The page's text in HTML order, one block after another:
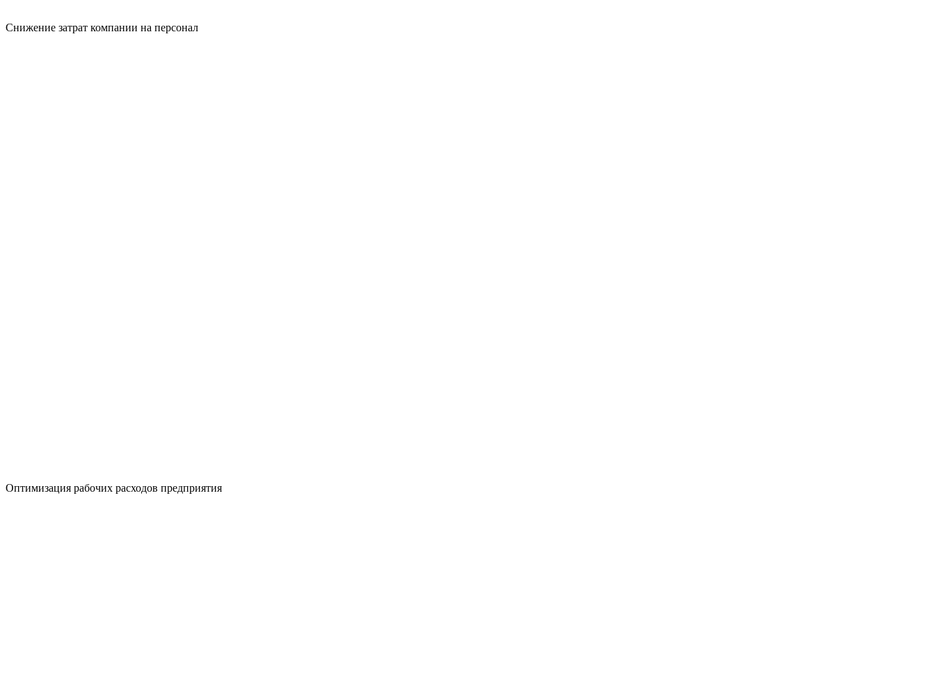
Снижение затрат компании на персонал
Оптимизация рабочих расходов предприятия